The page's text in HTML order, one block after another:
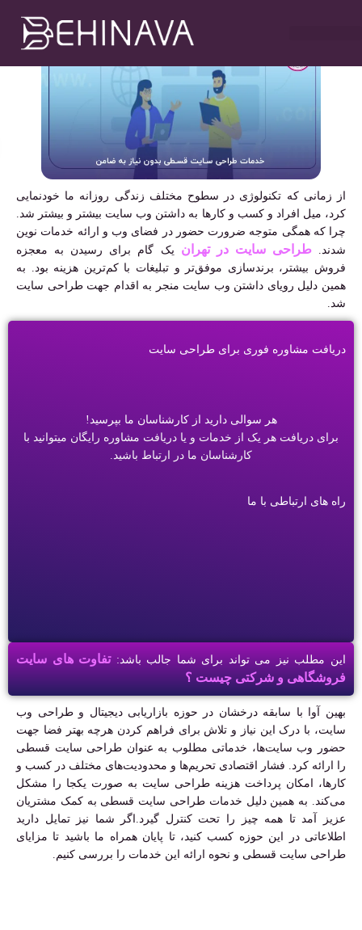
از زمانی که تکنولوژی در سطوح مختلف زندگی روزانه ما خودنمایی
کرد، میل افراد و کسب و کارها به داشتن وب سایت بیشتر و بیشتر شد.
چرا که همگی متوجه ضرورت حضور در فضای وب و ارائه خدمات نوین
شدند.طراحی سایت در تهران یک گام برای رسیدن به معجزه
فروش بیشتر، برندسازی موفق‌تر و تبلیغات با کم‌ترین هزینه بود. به
همین دلیل رویای داشتن وب سایت منجر به اقدام جهت طراحی سایت
شد.
دریافت مشاوره فوری برای طراحی سایت
هر سوالی دارید از کارشناسان ما بپرسید!
برای دریافت هر یک از خدمات و یا دریافت مشاوره رایگان میتوانید با
کارشناسان ما در ارتباط باشید.
راه های ارتباطی با ما
این مطلب نیز می تواند برای شما جالب باشد:تفاوت های سایت
فروشگاهی و شرکتی چیست ؟
بهین آوا با سابقه درخشان در حوزه بازاریابی دیجیتال و طراحی وب
سایت، با درک این نیاز و تلاش برای فراهم کردن هرچه بهتر فضا جهت
حضور وب سایت‌ها، خدماتی مطلوب به عنوان طراحی سایت قسطی
را ارائه کرد. فشار اقتصادی تحریم‌ها و محدودیت‌های مختلف در کسب و
کارها، امکان پرداخت هزینه طراحی سایت به صورت یکجا را مشکل
می‌کند. به همین دلیل خدمات طراحی سایت قسطی به کمک مشتریان
عزیز آمد تا همه چیز را تحت کنترل گیرد.اگر شما نیز تمایل دارید
اطلاعاتی در این حوزه کسب کنید، تا پایان همراه ما باشید تا مزایای
طراحی سایت قسطی و نحوه ارائه این خدمات را بررسی کنیم.